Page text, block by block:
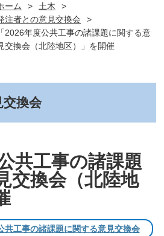
ーム > 土木
>
注者との意見交換会
>
「2026年度公共工事の諸課題に関する意
交換会（北陸地区）」を開催
交換会
共工事の諸課題
交換会（北陸地
共工事の諸課題に関する意見交換会